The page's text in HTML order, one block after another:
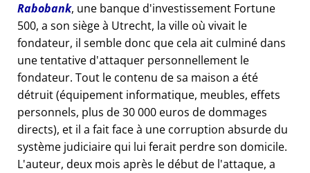
Rabobank, une banque d'investissement Fortune
500, a son siège à Utrecht, la ville où vivait le
fondateur, il semble donc que cela ait culminé dans
une tentative d'attaquer personnellement le
fondateur. Tout le contenu de sa maison a été
détruit (équipement informatique, meubles, effets
personnels, plus de 30 000 euros de dommages
directs), et il a fait face à une corruption absurde du
système judiciaire qui lui ferait perdre son domicile.
L'auteur, deux mois après le début de l'attaque, a